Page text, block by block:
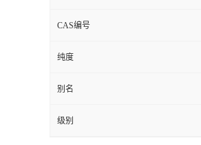
CAS编号
纯度
别名
级别